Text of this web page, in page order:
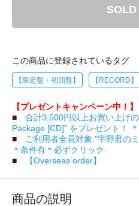
SOLD
この商品に登録されているタグ
【限定盤・初回盤】 【RECORD】
【プレゼントキャンペーン中！】
■ 合計3,500円以上お買い上げ
Package [CD]" をプレゼント！
■
ご利用者全員対象 "宇野君の
＊条件有＊必ずクリック
■
【Overseas order】
商品の説明